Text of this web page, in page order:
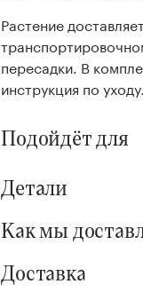
Растение
пересадки. В
инструкция по уходу.
Подойдёт для
Детали
Как мы
Доставка